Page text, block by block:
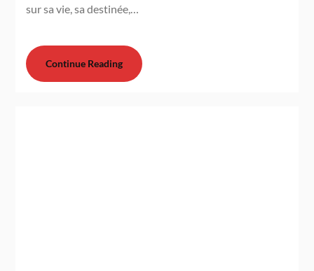
sur sa vie, sa destinée,…
Continue Reading